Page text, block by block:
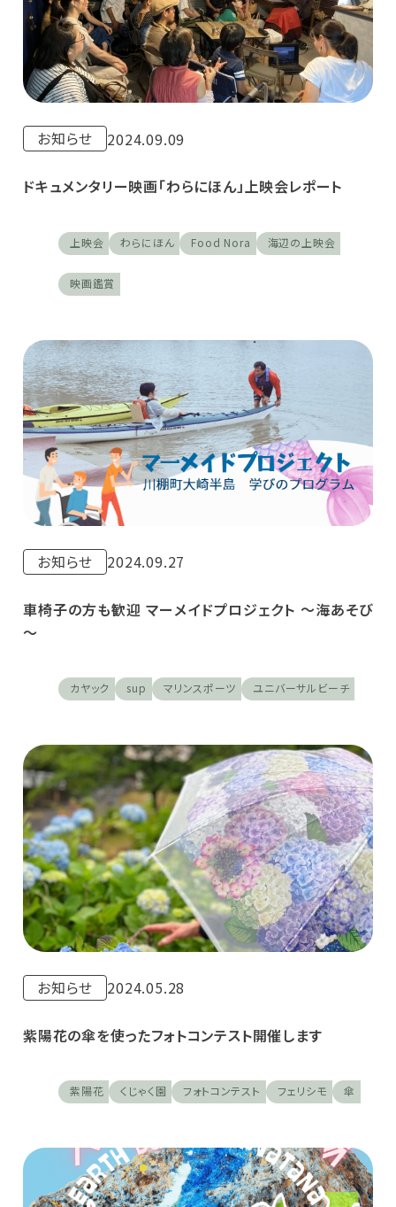
お知らせ 2024.09.09
ドキュメンタリー映画「わらにほん」上映会レポート
上映会 わらにほん Food Nora 海辺の上映会
映画鑑賞
お知らせ 2024.09.27
車椅子の方も歓迎 マーメイドプロジェクト ～海あそび
～
カヤック sup マリンスポーツ ユニバーサルビーチ
お知らせ 2024.05.28
紫陽花の傘を使ったフォトコンテスト開催します
紫陽花 くじゃく園 フォトコンテスト フェリシモ 傘